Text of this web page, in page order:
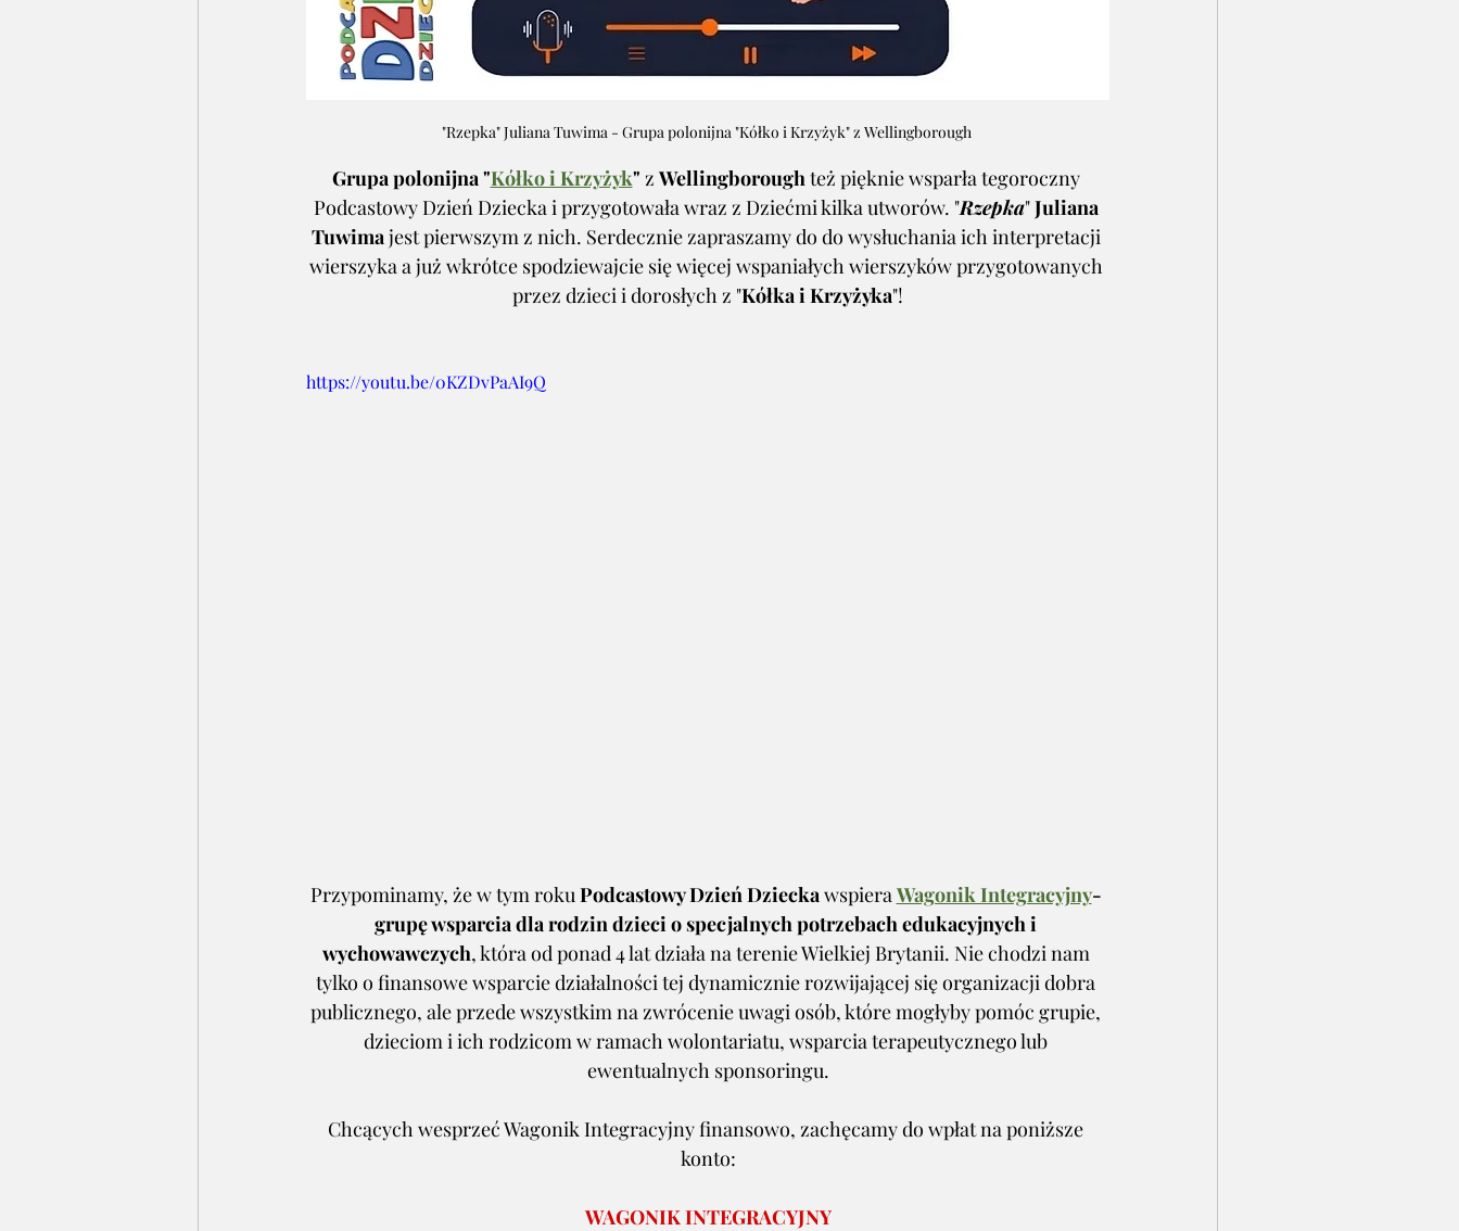
"Rzepka" Juliana Tuwima - Grupa polonijna "Kółko i Krzyżyk" z Wellingborough
Grupa polonijna "Kółko i Krzyżyk" z Wellingborough też pięknie wsparła tegoroczny
Podcastowy Dzień Dziecka i przygotowała wraz z Dziećmi kilka utworów. "Rzepka" Juliana
Tuwima jest pierwszym z nich. Serdecznie zapraszamy do do wysłuchania ich interpretacji
wierszyka a już wkrótce spodziewajcie się więcej wspaniałych wierszyków przygotowanych
przez dzieci i dorosłych z "Kółka i Krzyżyka"!
https://youtu.be/0KZDvPaAI9Q
Przypominamy, że w tym roku Podcastowy Dzień Dziecka wspiera Wagonik Integracyjny-
grupę wsparcia dla rodzin dzieci o specjalnych potrzebach edukacyjnych i
wychowawczych, która od ponad 4 lat działa na terenie Wielkiej Brytanii. Nie chodzi nam
tylko o finansowe wsparcie działalności tej dynamicznie rozwijającej się organizacji dobra
publicznego, ale przede wszystkim na zwrócenie uwagi osób, które mogłyby pomóc grupie,
dzieciom i ich rodzicom w ramach wolontariatu, wsparcia terapeutycznego lub
ewentualnych sponsoringu.
Chcących wesprzeć Wagonik Integracyjny finansowo, zachęcamy do wpłat na poniższe
konto:
WAGONIK INTEGRACYJNY